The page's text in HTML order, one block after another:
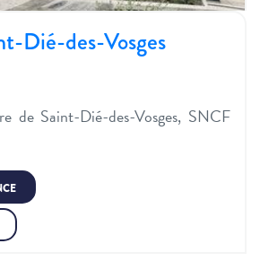
Dié-des-Vosges
de Saint-Dié-des-Vosges, SNCF